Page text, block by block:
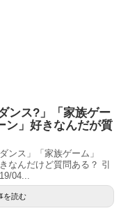
ンス?」「家族ゲー
ン」好きなんだが質
ンス」「家族ゲーム」
なんだけど質問ある？ 引
04...
を読む